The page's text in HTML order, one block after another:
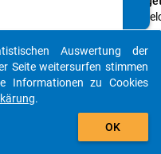
In
persö
eines
auto_stories
add_shopping_cart
Auswertung der
Seite weitersurfen stimmen
Informationen zu Cookies
.
OK